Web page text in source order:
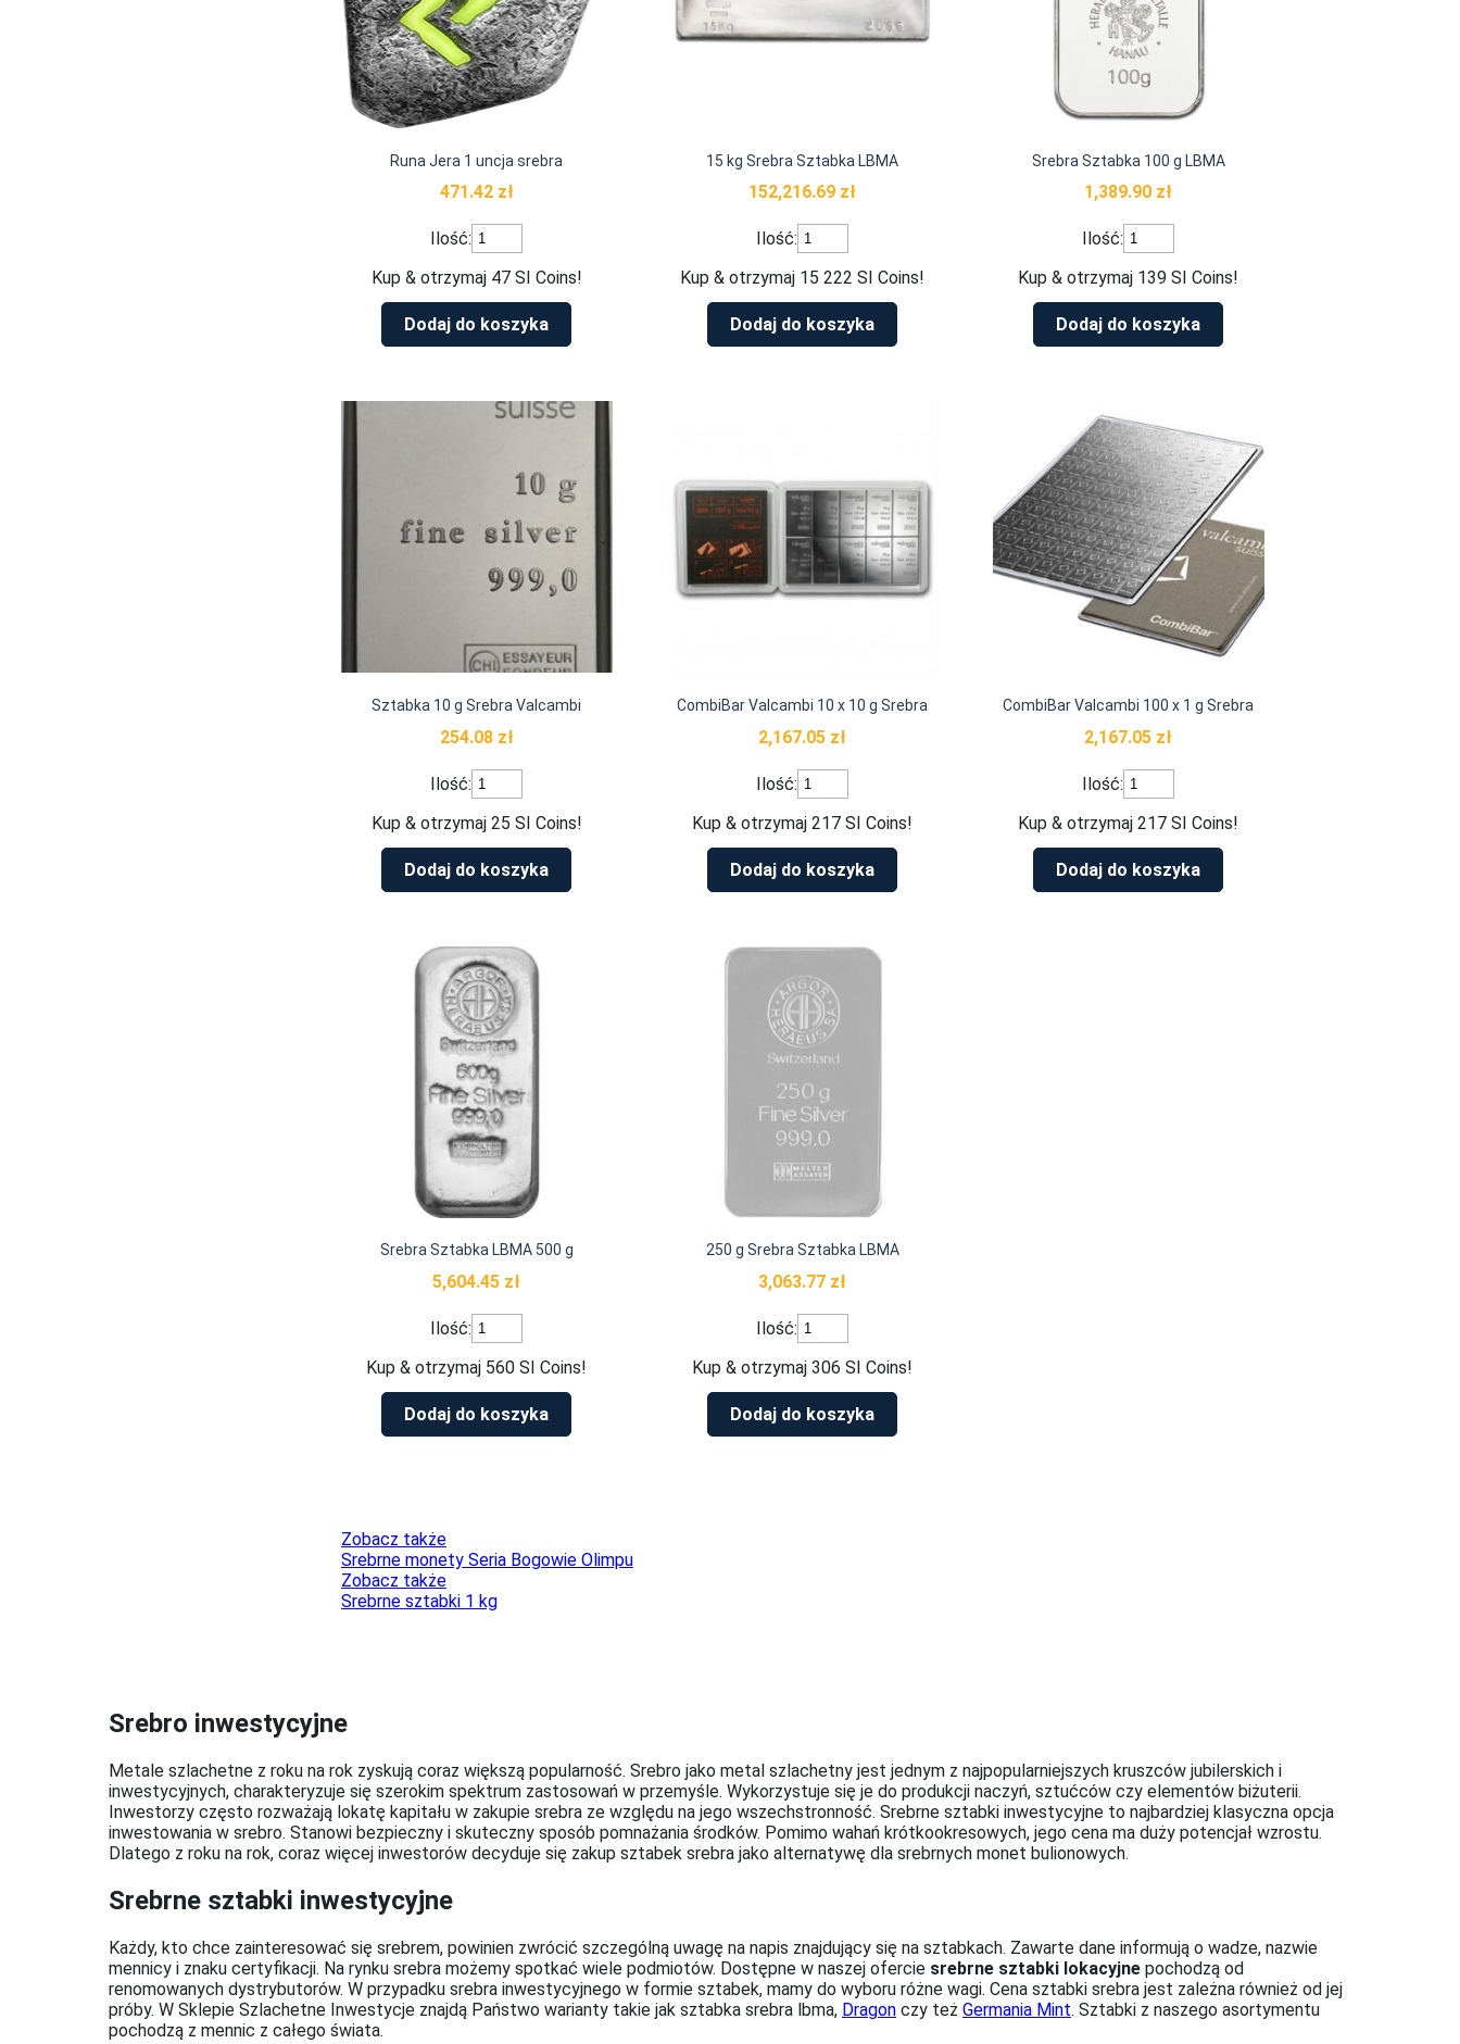
Runa Jera 1 uncja srebra
471.42 zł
Ilość: ilość
Runa
Jera
uncja
srebra
Kup & otrzymaj 47 SI Coins!
Dodaj do koszyka
15 kg Srebra Sztabka LBMA
152,216.69 zł
Ilość: ilość
15
kg
Sztabka
LBMA
Kup & otrzymaj 15 222 SI Coins!
Dodaj do koszyka
Srebra Sztabka 100 g LBMA
1,389.90 zł
Ilość: ilość
Srebra
Sztabka
g
LBMA
Kup & otrzymaj 139 SI Coins!
Dodaj do koszyka
Sztabka 10 g Srebra Valcambi
254.08 zł
Ilość: ilość
Sztabka
10
Srebra
Valcambi
Kup & otrzymaj 25 SI Coins!
Dodaj do koszyka
CombiBar Valcambi 10 x 10 g Srebra
2,167.05 zł
Ilość: ilość
CombiBar
Valcambi
10
Kup & otrzymaj 217 SI Coins!
Dodaj do koszyka
CombiBar Valcambi 100 x 1 g Srebra
2,167.05 zł
Ilość: ilość
CombiBar
Valcambi
1
Kup & otrzymaj 217 SI Coins!
Dodaj do koszyka
Srebra Sztabka LBMA 500 g
5,604.45 zł
Ilość: ilość
Srebra
Sztabka
500
g
Kup & otrzymaj 560 SI Coins!
Dodaj do koszyka
250 g Srebra Sztabka LBMA
3,063.77 zł
Ilość: ilość
250
g
Sztabka
LBMA
Kup & otrzymaj 306 SI Coins!
Dodaj do koszyka
Zobacz także
Srebrne monety Seria Bogowie Olimpu
Zobacz także
Srebrne sztabki 1 kg
Srebro inwestycyjne
Metale szlachetne z roku na rok zyskują coraz większą popularność. Srebro jako metal szlachetny jest jednym z najpopularniejszych kruszców jubilerskich i
inwestycyjnych, charakteryzuje się szerokim spektrum zastosowań w przemyśle. Wykorzystuje się je do produkcji naczyń, sztućców czy elementów biżuterii.
Inwestorzy często rozważają lokatę kapitału w zakupie srebra ze względu na jego wszechstronność. Srebrne sztabki inwestycyjne to najbardziej klasyczna opcja
inwestowania w srebro. Stanowi bezpieczny i skuteczny sposób pomnażania środków. Pomimo wahań krótkookresowych, jego cena ma duży potencjał wzrostu.
Dlatego z roku na rok, coraz więcej inwestorów decyduje się zakup sztabek srebra jako alternatywę dla srebrnych monet bulionowych.
Srebrne sztabki inwestycyjne
Każdy, kto chce zainteresować się srebrem, powinien zwrócić szczególną uwagę na napis znajdujący się na sztabkach. Zawarte dane informują o wadze, nazwie
mennicy i znaku certyfikacji. Na rynku srebra możemy spotkać wiele podmiotów. Dostępne w naszej ofercie srebrne sztabki lokacyjne pochodzą od
renomowanych dystrybutorów. W przypadku srebra inwestycyjnego w formie sztabek, mamy do wyboru różne wagi. Cena sztabki srebra jest zależna również od jej
próby. W Sklepie Szlachetne Inwestycje znajdą Państwo warianty takie jak sztabka srebra lbma, Dragon czy też Germania Mint. Sztabki z naszego asortymentu
pochodzą z mennic z całego świata.